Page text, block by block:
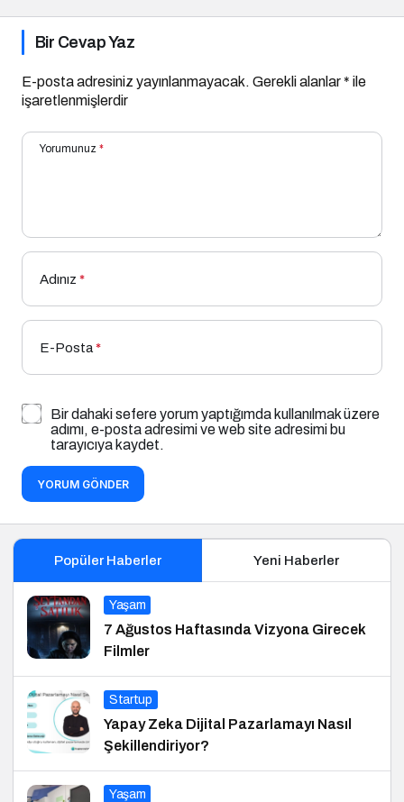
Bir Cevap Yaz
E-posta adresiniz yayınlanmayacak. Gerekli alanlar* ile
işaretlenmişlerdir
Yorumunuz *
Adınız *
E-Posta*
Bir dahaki sefere yorum yaptığımda kullanılmak üzere
adımı, e-posta adresimi ve web site adresimi bu
tarayıcıya kaydet.
YORUM GÖNDER
Popüler Haberler Yeni Haberler
Yaşam
7 Ağustos Haftasında Vizyona Girecek
Filmler
Startup
Yapay Zeka Dijital Pazarlamayı Nasıl
Şekillendiriyor?
Yaşam